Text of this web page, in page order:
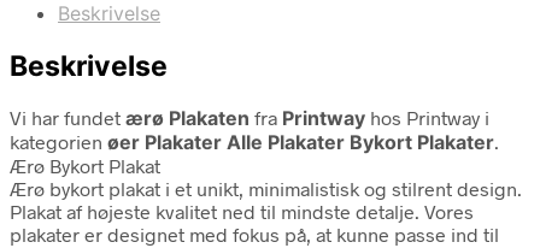
Beskrivelse
Beskrivelse
Vi har fundet ærø Plakaten fra Printway hos Printway i
kategorien øer Plakater Alle Plakater Bykort Plakater.
Ærø Bykort Plakat
Ærø bykort plakat i et unikt, minimalistisk og stilrent design.
Plakat af højeste kvalitet ned til mindste detalje. Vores
plakater er designet med fokus på, at kunne passe ind til